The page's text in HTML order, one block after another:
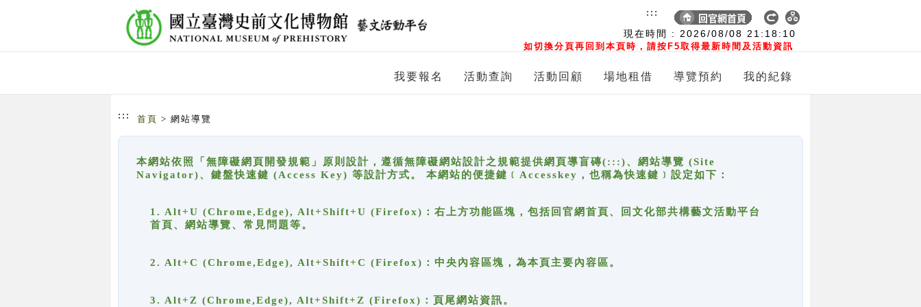
現在時間 : 2026/08/08 21:18:10
如切換分頁再回到本頁時，請按F5取得最新時間及活動資訊
:::
我要報名 活動查詢 活動回顧 場地租借 導覽預約 我的紀錄
::: 首頁 > 網站導覽
本網站依照「無障礙網頁開發規範」原則設計，遵循無障礙網站設計之規範提供網頁導盲磚(:::)、網站導覽 (Site
Navigator)、鍵盤快速鍵 (Access Key) 等設計方式。 本網站的便捷鍵﹝Accesskey，也稱為快速鍵﹞設定如下：
1. Alt+U (Chrome,Edge), Alt+Shift+U (Firefox)：右上方功能區塊，包括回官網首頁、回文化部共構藝文活動平台
首頁、網站導覽、常見問題等。
2. Alt+C (Chrome,Edge), Alt+Shift+C (Firefox)：中央內容區塊，為本頁主要內容區。
3. Alt+Z (Chrome,Edge), Alt+Shift+Z (Firefox)：頁尾網站資訊。